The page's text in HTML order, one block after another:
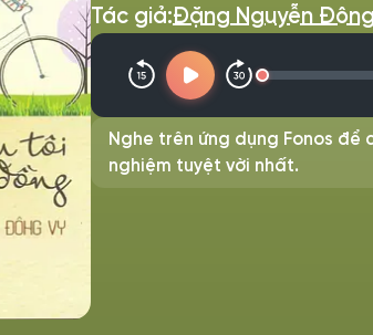
Tác giả:Đặng Nguyễn
Nghe trên ứng dụng Fonos để
nghiệm tuyệt vời nhất.